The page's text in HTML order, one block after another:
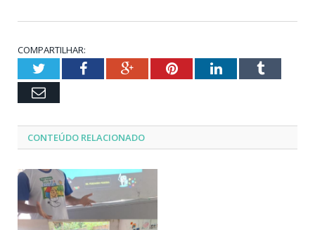
COMPARTILHAR:
TwitterFacebookGoogle+PinterestLinkedInTumblr
Email
CONTEÚDO RELACIONADO